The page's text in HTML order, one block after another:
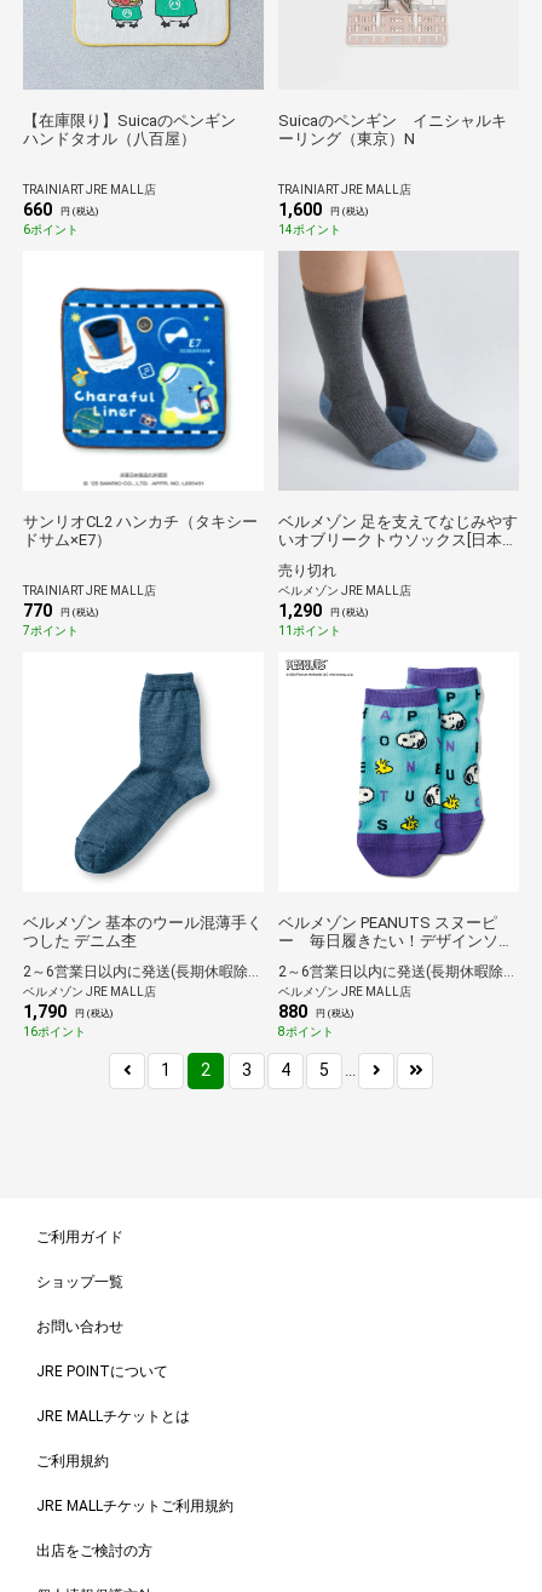
【在庫限り】Suicaのペンギン
ハンドタオル（八百屋）
TRAINIART JRE MALL店
660 円 (税込)
6ポイント
Suicaのペンギン イニシャルキ
ーリング（東京）N
TRAINIART JRE MALL店
1,600 円 (税込)
14ポイント
サンリオCL2 ハンカチ（タキシー
ドサム×E7）
TRAINIART JRE MALL店
770 円 (税込)
7ポイント
ベルメゾン 足を支えてなじみやす
いオブリークトウソックス[日本
売り切れ
ベルメゾン JRE MALL店
1,290 円 (税込)
11ポイント
ベルメゾン 基本のウール混薄手く
つした デニム杢
2～6営業日以内に発送(長期休暇除く)
ベルメゾン JRE MALL店
1,790 円 (税込)
16ポイント
ベルメゾン PEANUTS スヌーピ
ー 毎日履きたい！デザインソッ
2～6営業日以内に発送(長期休暇除く)
ベルメゾン JRE MALL店
880 円 (税込)
8ポイント
1 2 3 4 5
ご利用ガイド
ショップ一覧
お問い合わせ
JRE POINTについて
JRE MALLチケットとは
ご利用規約
JRE MALLチケットご利用規約
出店をご検討の方